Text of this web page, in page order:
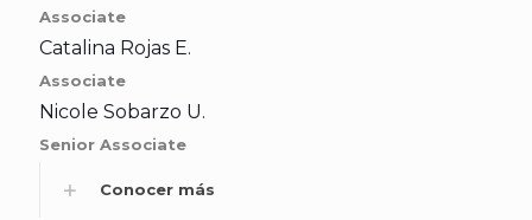
Associate
Catalina Rojas E.
Associate
Nicole Sobarzo U.
Senior Associate
Conocer más